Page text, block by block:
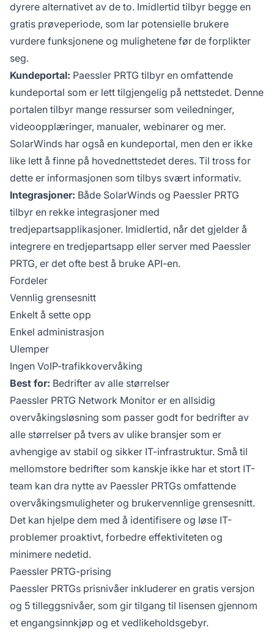
dyrere alternativet av de to. Imidlertid tilbyr begge en
gratis prøveperiode, som lar potensielle brukere
vurdere funksjonene og mulighetene før de forplikter
seg.
Kundeportal: Paessler PRTG tilbyr en omfattende
kundeportal som er lett tilgjengelig på nettstedet. Denne
portalen tilbyr mange ressurser som veiledninger,
videoopplæringer, manualer, webinarer og mer.
SolarWinds har også en kundeportal, men den er ikke
like lett å finne på hovednettstedet deres. Til tross for
dette er informasjonen som tilbys svært informativ.
Integrasjoner: Både SolarWinds og Paessler PRTG
tilbyr en rekke integrasjoner med
tredjepartsapplikasjoner. Imidlertid, når det gjelder å
integrere en tredjepartsapp eller server med Paessler
PRTG, er det ofte best å bruke API-en.
Fordeler
Vennlig grensesnitt
Enkelt å sette opp
Enkel administrasjon
Ulemper
Ingen VoIP-trafikkovervåking
Best for: Bedrifter av alle størrelser
Paessler PRTG Network Monitor er en allsidig
overvåkingsløsning som passer godt for bedrifter av
alle størrelser på tvers av ulike bransjer som er
avhengige av stabil og sikker IT-infrastruktur. Små til
mellomstore bedrifter som kanskje ikke har et stort IT-
team kan dra nytte av Paessler PRTGs omfattende
overvåkingsmuligheter og brukervennlige grensesnitt.
Det kan hjelpe dem med å identifisere og løse IT-
problemer proaktivt, forbedre effektiviteten og
minimere nedetid.
Paessler PRTG-prising
Paessler PRTGs prisnivåer inkluderer en gratis versjon
og 5 tilleggsnivåer, som gir tilgang til lisensen gjennom
et engangsinnkjøp og et vedlikeholdsgebyr.